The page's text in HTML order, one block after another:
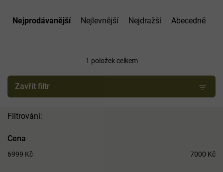
p
o
u
t
ů
Nejprodávanější Nejlevnější Nejdražší Abecedně
1 položek celkem
Zavřít filtr
Cena
6999 Kč 7000 Kč